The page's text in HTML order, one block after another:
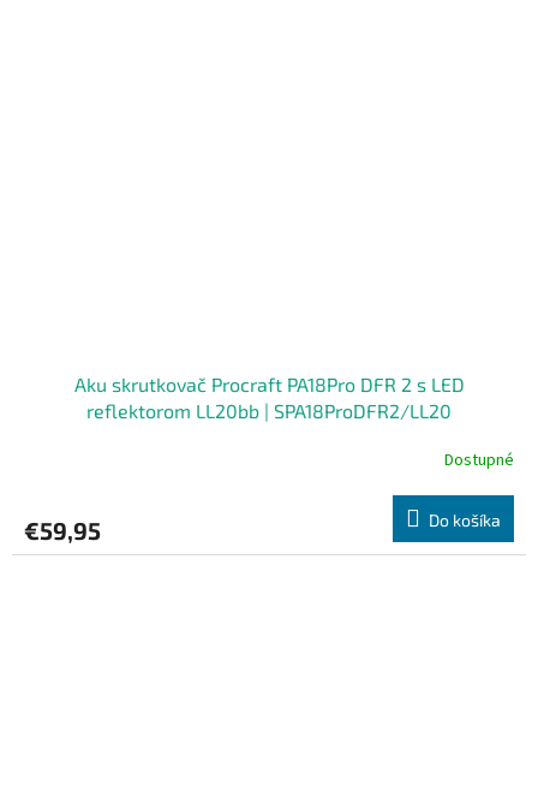
Aku skrutkovač Procraft PA18Pro DFR 2 s LED
reflektorom LL20bb | SPA18ProDFR2/LL20
Dostupné
€59,95 Do košíka